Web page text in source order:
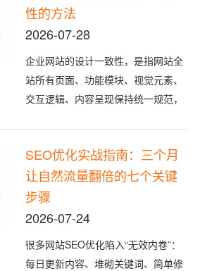
调度、内容更新等关键作用。手机网
站前端与后台相辅相成，前端负责用
数据支...
性的方法
2026-07-28
企业网站的设计一致性，是指网站全
站所有页面、功能模块、视觉元素、
交互逻辑、内容呈现保持统一规范，
核心关键。混乱杂乱的页面设计会让
用户产生不专业、不可靠的观感，而
高度统一的设计体系能强化品牌辨识
度，提升用户留存与转化效率。企业
SEO优化实战指南：三个月
让自然流量翻倍的七个关键
步骤
2026-07-24
很多网站SEO优化陷入“无效内卷”：
每日更新内容、堆砌关键词、简单修